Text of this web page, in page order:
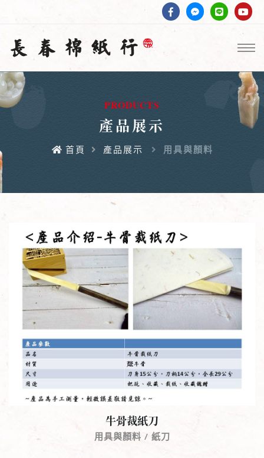
PRODUCTS
產品展示
首頁 產品展示 用具與顏料
牛骨裁紙刀
用具與顏料 / 紙刀